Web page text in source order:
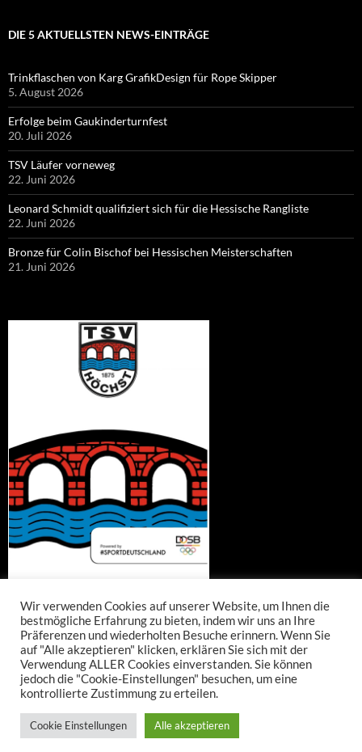
DIE 5 AKTUELLSTEN NEWS-EINTRÄGE
Trinkflaschen von Karg GrafikDesign für Rope Skipper
5. August 2026
Erfolge beim Gaukinderturnfest
20. Juli 2026
TSV Läufer vorneweg
22. Juni 2026
Leonard Schmidt qualifiziert sich für die Hessische Rangliste
22. Juni 2026
Bronze für Colin Bischof bei Hessischen Meisterschaften
21. Juni 2026
Wir verwenden Cookies auf unserer Website, um Ihnen die
bestmögliche Erfahrung zu bieten, indem wir uns an Ihre
Präferenzen und wiederholten Besuche erinnern. Wenn Sie
auf "Alle akzeptieren" klicken, erklären Sie sich mit der
Verwendung ALLER Cookies einverstanden. Sie können
jedoch die "Cookie-Einstellungen" besuchen, um eine
kontrollierte Zustimmung zu erteilen.
Cookie Einstellungen Alle akzeptieren